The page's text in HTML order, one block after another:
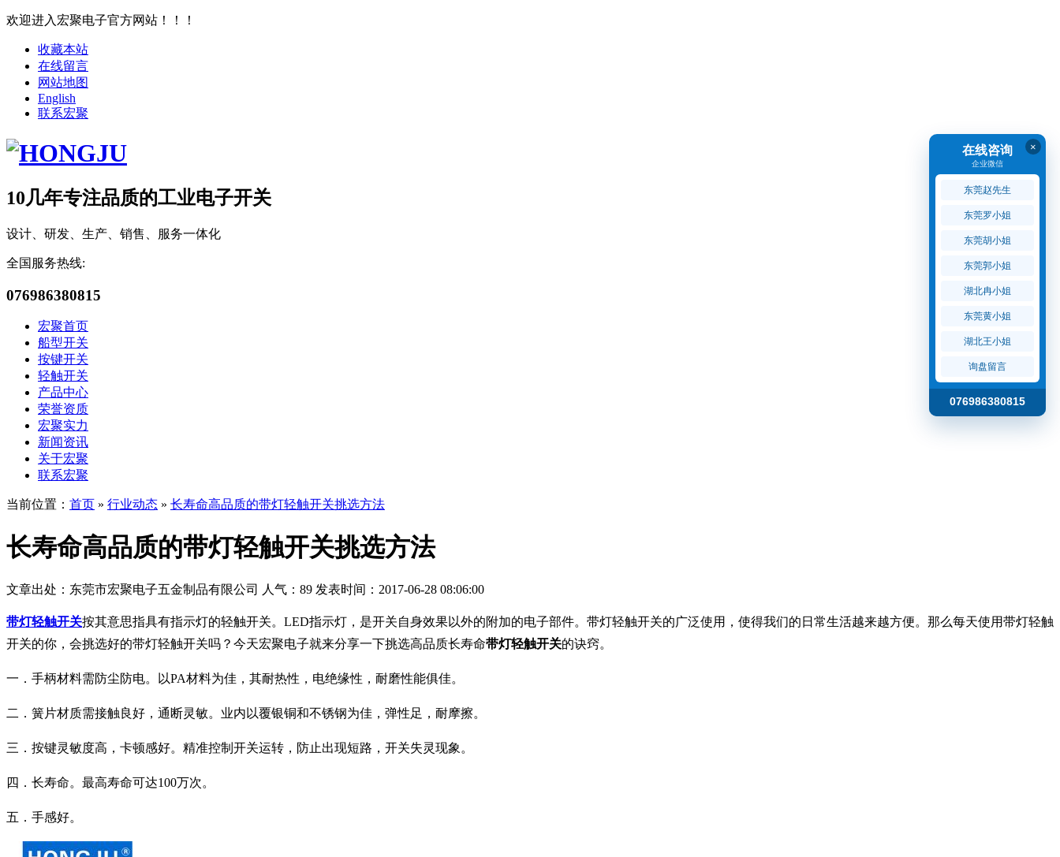
欢迎进入宏聚电子官方网站！！！
收藏本站
在线留言
网站地图
English
联系宏聚
10几年专注品质的工业电子开关
设计、研发、生产、销售、服务一体化
全国服务热线:
076986380815
宏聚首页
船型开关
按键开关
轻触开关
产品中心
荣誉资质
宏聚实力
新闻资讯
关于宏聚
联系宏聚
当前位置： 首页 » 行业动态 » 长寿命高品质的带灯轻触开关挑选方法
长寿命高品质的带灯轻触开关挑选方法
文章出处：东莞市宏聚电子五金制品有限公司 人气：89 发表时间：2017-06-28 08:06:00
带灯轻触开关按其意思指具有指示灯的轻触开关。LED指示灯，是开关自身效果以外的附加的电子部件。带灯轻触开关的广泛使用，使得我们的日常生活越来越方便。那么每天使用带灯轻触
开关的你，会挑选好的带灯轻触开关吗？今天宏聚电子就来分享一下挑选高品质长寿命带灯轻触开关的诀窍。
一．手柄材料需防尘防电。以PA材料为佳，其耐热性，电绝缘性，耐磨性能俱佳。
二．簧片材质需接触良好，通断灵敏。业内以覆银铜和不锈钢为佳，弹性足，耐摩擦。
三．按键灵敏度高，卡顿感好。精准控制开关运转，防止出现短路，开关失灵现象。
四．长寿命。最高寿命可达100万次。
五．手感好。
×
在线咨询
企业微信
东莞赵先生
东莞罗小姐
东莞胡小姐
东莞郭小姐
湖北冉小姐
东莞黄小姐
湖北王小姐
询盘留言
076986380815